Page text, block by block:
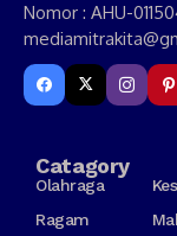
Nomor : AHU-
Catagory
Olahraga
Ragam